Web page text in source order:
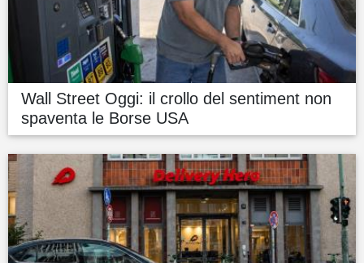
Wall Street Oggi: il crollo del sentiment non
spaventa le Borse USA